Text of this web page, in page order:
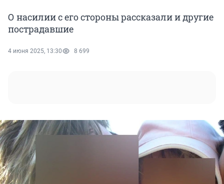
О насилии с его стороны рассказали и другие
пострадавшие
4 июня 2025, 13:30 8 699